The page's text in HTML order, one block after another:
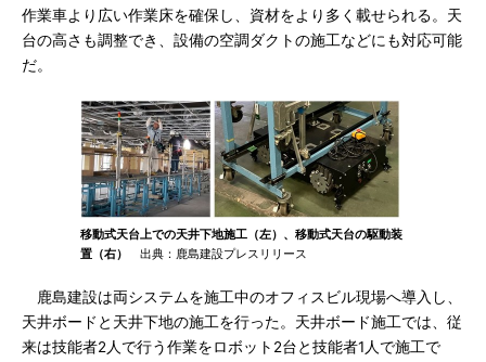
作業車より広い作業床を確保し、資材をより多く載せられる。天
台の高さも調整でき、設備の空調ダクトの施工などにも対応可能
だ。
移動式天台上での天井下地施工（左）、移動式天台の駆動装
置（右）
出典：鹿島建設プレスリリース
鹿島建設は両システムを施工中のオフィスビル現場へ導入し、
天井ボードと天井下地の施工を行った。天井ボード施工では、従
来は技能者2人で行う作業をロボット2台と技能者1人で施工で